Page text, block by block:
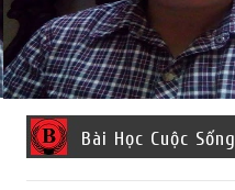
Bài Học Cuộc Sống